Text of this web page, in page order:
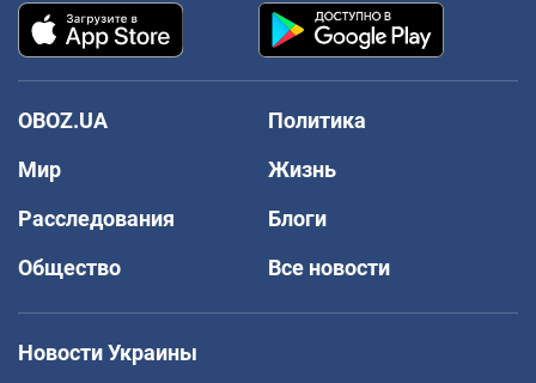
OBOZ.UA
Политика
Мир
Жизнь
Расследования
Блоги
Общество
Все новости
Новости Украины